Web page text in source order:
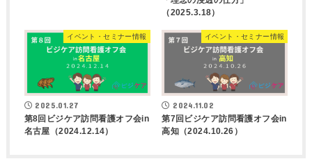
（2025.3.18）
イベント・セミナー情報
2025.01.27
第8回ビジケア訪問看護オフ会in
名古屋（2024.12.14）
イベント・セミナー情報
2024.11.02
第7回ビジケア訪問看護オフ会in
高知（2024.10.26）